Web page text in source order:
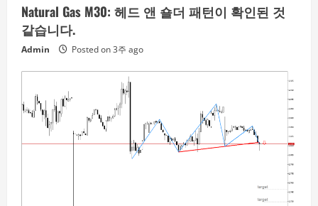
Natural Gas M30: 헤드 앤 숄더 패턴이 확인된 것
같습니다.
Admin Posted on 3주 ago